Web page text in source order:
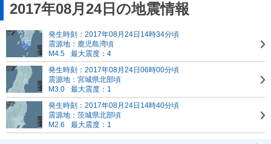
2017年08月24日の地震情報
発生時刻：2017年08月24日14時34分頃
震源地：鹿児島湾頃
M4.5
最大震度：4
発生時刻：2017年08月24日06時00分頃
震源地：宮城県北部頃
M3.0
最大震度：1
発生時刻：2017年08月24日14時40分頃
震源地：茨城県北部頃
M2.6
最大震度：1